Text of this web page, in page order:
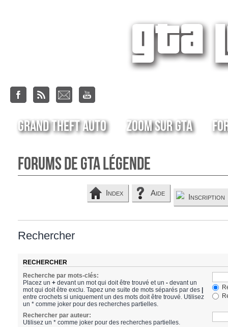
Grand Theft Auto Zoom sur GTA
Forums de GTA Légende
Index Aide Inscription
Rechercher
RECHERCHER
Recherche par mots-clés:
Placez un +devant un mot qui doit être trouvé et un -devant un
mot qui doit être exclu. Tapez une suite de mots séparés par des
entre crochets si uniquement un des mots doit être trouvé. Utilisez
un * comme joker pour des recherches partielles.
Rechercher par auteur:
Utilisez un * comme joker pour des recherches partielles.